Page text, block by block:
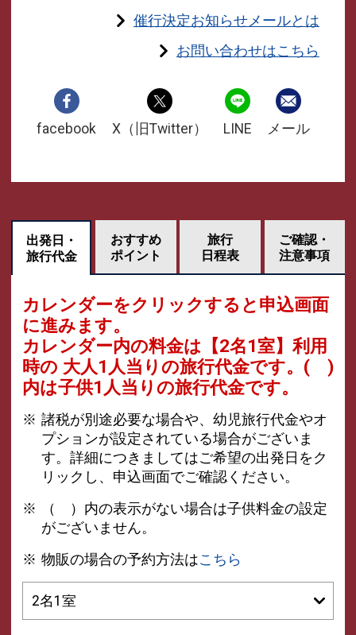
催行決定お知らせメールとは
お問い合わせはこちら
facebook X（旧Twitter） LINE メール
出発日・
旅行代金
おすすめ
ポイント
旅行
日程表
ご確認・
注意事項
カレンダーをクリックすると申込画面
に進みます。
カレンダー内の料金は 【2名1室】利用
時の 大人1人当りの旅行代金です。 ( )
内は子供1人当りの旅行代金です。
諸税が別途必要な場合や、幼児旅行代金やオ
プションが設定されている場合がございま
す。詳細につきましてはご希望の出発日をク
リックし、申込画面でご確認ください。
（ ）内の表示がない場合は子供料金の設定
がございません。
物販の場合の予約方法はこちら